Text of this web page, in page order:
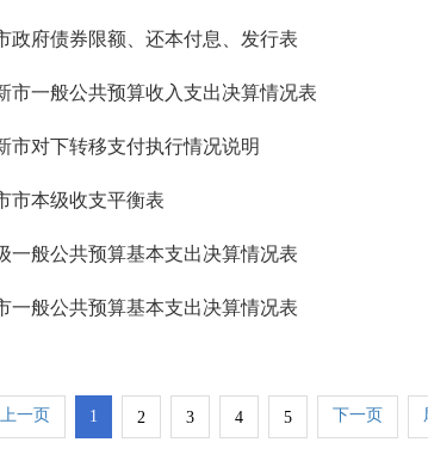
政府债券限额、还本付息、发行表
市一般公共预算收入支出决算情况表
市对下转移支付执行情况说明
市本级收支平衡表
一般公共预算基本支出决算情况表
一般公共预算基本支出决算情况表
上一页 1 2 3 4 5 下一页